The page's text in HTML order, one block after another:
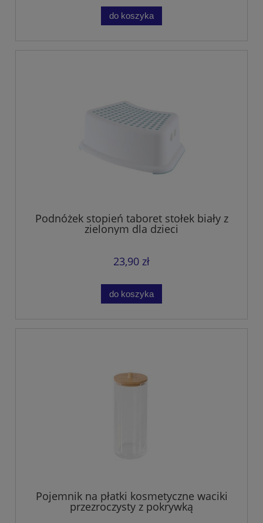
do koszyka
Podnóżek stopień taboret stołek biały z
zielonym dla dzieci
23,90 zł
do koszyka
Pojemnik na płatki kosmetyczne waciki
przezroczysty z pokrywką